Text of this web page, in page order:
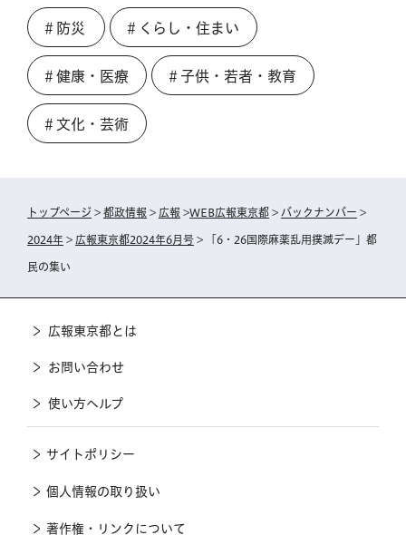
＃防災 ＃くらし・住まい
＃健康・医療 ＃子供・若者・教育
＃文化・芸術
トップページ > 都政情報 > 広報 >WEB広報東京都 > バックナンバー >
2024年 > 広報東京都2024年6月号 > 「6・26国際麻薬乱用撲滅デー」都
民の集い
広報東京都とは
お問い合わせ
使い方ヘルプ
サイトポリシー
個人情報の取り扱い
著作権・リンクについて